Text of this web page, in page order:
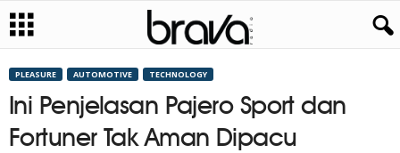
PLEASURE AUTOMOTIVE TECHNOLOGY
Ini Penjelasan Pajero Sport dan
Fortuner Tak Aman Dipacu